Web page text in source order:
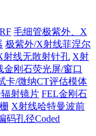
毛细管极紫外、X
极紫外/X射线菲涅尔
射线无散射针孔 X射
金刚石荧光屏/窗口
卡/微纳CT评估模体
射镜片 FEL金刚石
X射线哈特曼波前
码孔径Coded